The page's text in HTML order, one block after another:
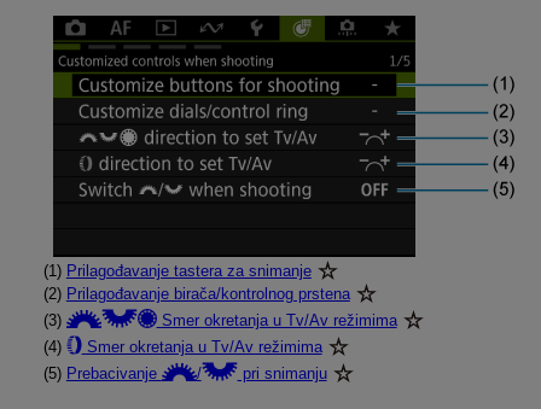
(1) Prilagođavanje tastera za snimanje
(2) Prilagođavanje birača/kontrolnog prstena
(3)
Smer okretanja u Tv/Av režimima
(4)
Smer okretanja u Tv/Av režimima
(5) Prebacivanje / pri snimanju